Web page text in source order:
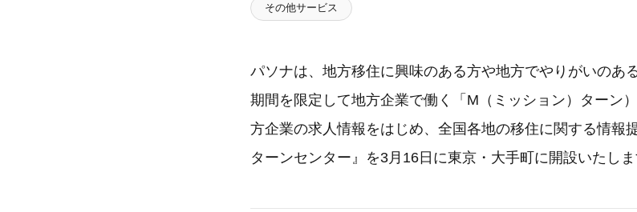
その他サービス
パソナは、地方移住に興味のある方や地方でやりがいのあ
期間を限定して地方企業で働く「M（ミッション）ターン
方企業の求人情報をはじめ、全国各地の移住に関する情報
ターンセンター』を3月16日に東京・大手町に開設いたしま